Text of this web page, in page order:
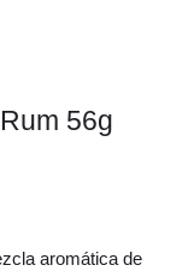
56g
aromática de